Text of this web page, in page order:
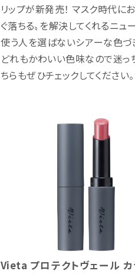
リップが新発売！ マスク時代に
ぐ落ちる〟を解決してくれるニュ
使う人を選ばないシアーな色づき
どれもかわいい色味なので迷っ
ちらもぜひチェックしてください
Vieta プロテクトヴェール カ